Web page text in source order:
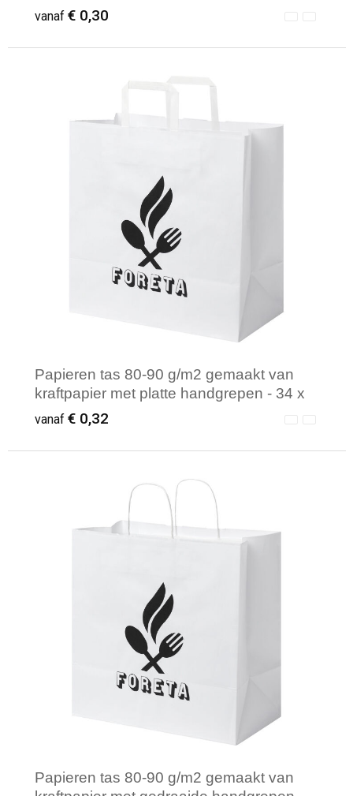
12 x 40 cm
vanaf € 0,30
Papieren tas 80-90 g/m2 gemaakt van
kraftpapier met platte handgrepen - 34 x
20 x 35 cm
vanaf € 0,32
Minimale afname: 250
Papieren tas 80-90 g/m2 gemaakt van